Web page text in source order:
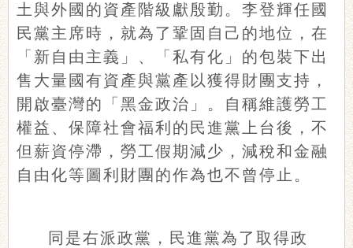
土與外國的資產階級獻殷勤。李登輝任國
民黨主席時，就為了鞏固自己的地位，在
「新自由主義」、「私有化」的包裝下出
售大量國有資產與黨產以獲得財團支持，
開啟臺灣的「黑金政治」。自稱維護勞工
權益、保障社會福利的民進黨上台後，不
但薪資停滯，勞工假期減少，減稅和金融
自由化等圖利財團的作為也不曾停止。
同是右派政黨，民進黨為了取得政